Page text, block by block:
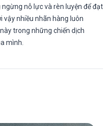
nỗ lực và rèn luyện để đạt
vậy nhiều nhãn hàng luôn
trong những chiến dịch
mình.